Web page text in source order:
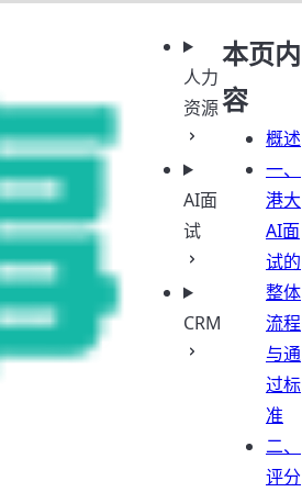
人力
资源
AI面
试
CRM
本页内
容
概述
一、
港大
AI面
试的
整体
流程
与通
过标
准
二、
评分